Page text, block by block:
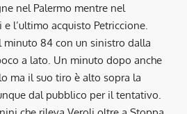
nel Palermo mentre nel
l’ultimo acquisto Petriccione.
minuto 84 con un sinistro dalla
a lato. Un minuto dopo anche
ma il suo tiro è alto sopra la
dal pubblico per il tentativo.